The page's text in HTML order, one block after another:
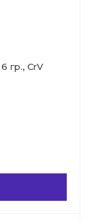
гр., CrV